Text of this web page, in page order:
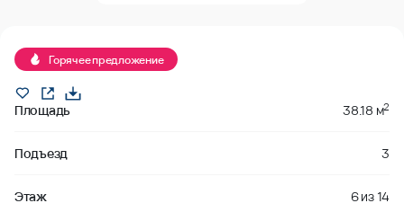
Горячее предложение
Площадь 38.18 м2
Подъезд 3
Этаж 6из14